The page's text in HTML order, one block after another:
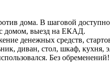
дома. В шаговой
с домом, выезд на ЕКАД.
денежных средств,
диван, стол, шкаф, кухня,
Без